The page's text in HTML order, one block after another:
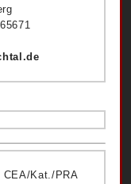
CEA/Kat./PRA